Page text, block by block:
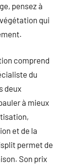
pensez à
qui
comprend
du
deux
à mieux
et de la
permet de
Son prix